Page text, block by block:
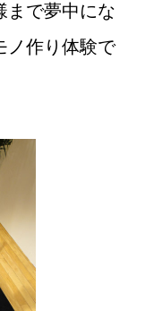
まで夢中にな
ノ作り体験で